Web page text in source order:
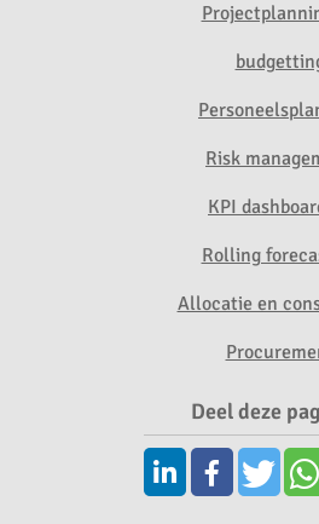
Risk
KPI
Rolling
Allocatie en
Deel deze